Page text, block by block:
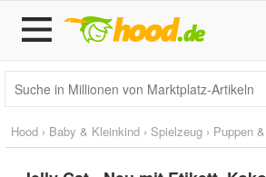
Hood › Baby & Kleinkind › Spielzeug › Puppen